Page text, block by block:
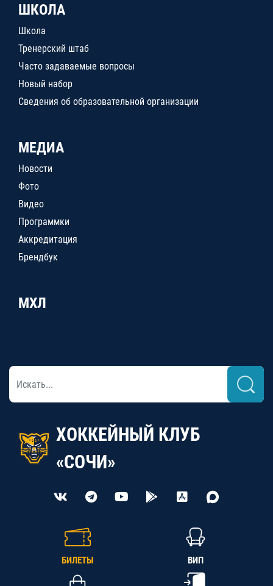
ШКОЛА
Школа
Тренерский штаб
Часто задаваемые вопросы
Новый набор
Сведения об образовательной организации
МЕДИА
Новости
Фото
Видео
Программки
Аккредитация
Брендбук
МХЛ
ХОККЕЙНЫЙ КЛУБ
«СОЧИ»
БИЛЕТЫ ВИП